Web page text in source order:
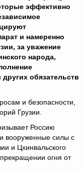
эффективно
и намеренно
за уважение
народа,
обязательств
и безопасности,
Грузии.
Россию
вооруженные силы с
и Цхинвальского
огня от